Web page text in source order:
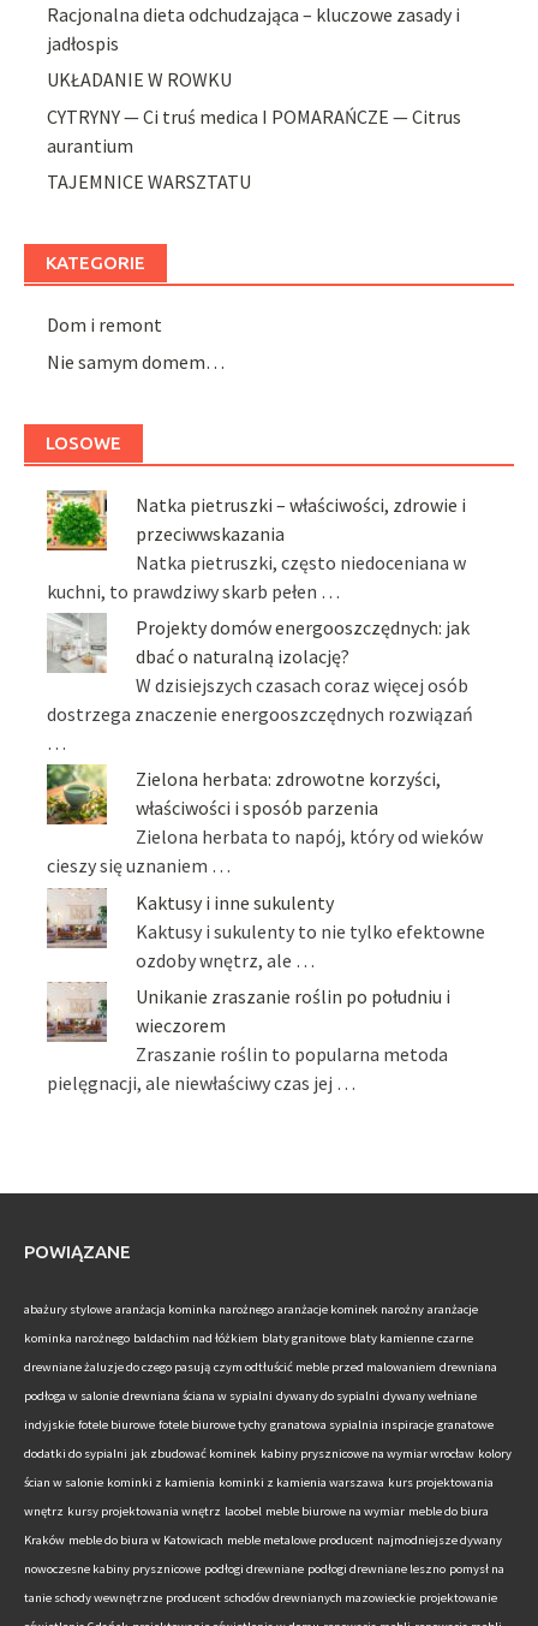
Racjonalna dieta odchudzająca – kluczowe zasady i
jadłospis
UKŁADANIE W ROWKU
CYTRYNY — Ci truś medica I POMARAŃCZE — Citrus
aurantium
TAJEMNICE WARSZTATU
KATEGORIE
Dom i remont
Nie samym domem…
LOSOWE
Natka pietruszki – właściwości, zdrowie i
przeciwwskazania
Natka pietruszki, często niedoceniana w
kuchni, to prawdziwy skarb pełen …
Projekty domów energooszczędnych: jak
dbać o naturalną izolację?
W dzisiejszych czasach coraz więcej osób
dostrzega znaczenie energooszczędnych rozwiązań
…
Zielona herbata: zdrowotne korzyści,
właściwości i sposób parzenia
Zielona herbata to napój, który od wieków
cieszy się uznaniem …
Kaktusy i inne sukulenty
Kaktusy i sukulenty to nie tylko efektowne
ozdoby wnętrz, ale …
Unikanie zraszanie roślin po południu i
wieczorem
Zraszanie roślin to popularna metoda
pielęgnacji, ale niewłaściwy czas jej …
POWIĄZANE
abażury stylowe aranżacja kominka narożnego aranżacje kominek narożny aranżacje
kominka narożnego baldachim nad łóżkiem blaty granitowe blaty kamienne czarne
drewniane żaluzje do czego pasują czym odtłuścić meble przed malowaniem drewniana
podłoga w salonie drewniana ściana w sypialni dywany do sypialni dywany wełniane
indyjskie fotele biurowe fotele biurowe tychy granatowa sypialnia inspiracje granatowe
dodatki do sypialni jak zbudować kominek kabiny prysznicowe na wymiar wrocław kolory
ścian w salonie kominki z kamienia kominki z kamienia warszawa kurs projektowania
wnętrz kursy projektowania wnętrz lacobel meble biurowe na wymiar meble do biura
Kraków meble do biura w Katowicach meble metalowe producent najmodniejsze dywany
nowoczesne kabiny prysznicowe podłogi drewniane podłogi drewniane leszno pomysł na
tanie schody wewnętrzne producent schodów drewnianych mazowieckie projektowanie